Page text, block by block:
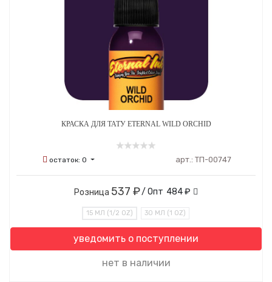
КРАСКА ДЛЯ ТАТУ ETERNAL WILD ORCHID
остаток: 0 арт.: ТП-00747
Розница 537 ₽/ Опт 484 ₽
15 МЛ (1/2 OZ) 30 МЛ (1 OZ)
уведомить о поступлении
нет в наличии